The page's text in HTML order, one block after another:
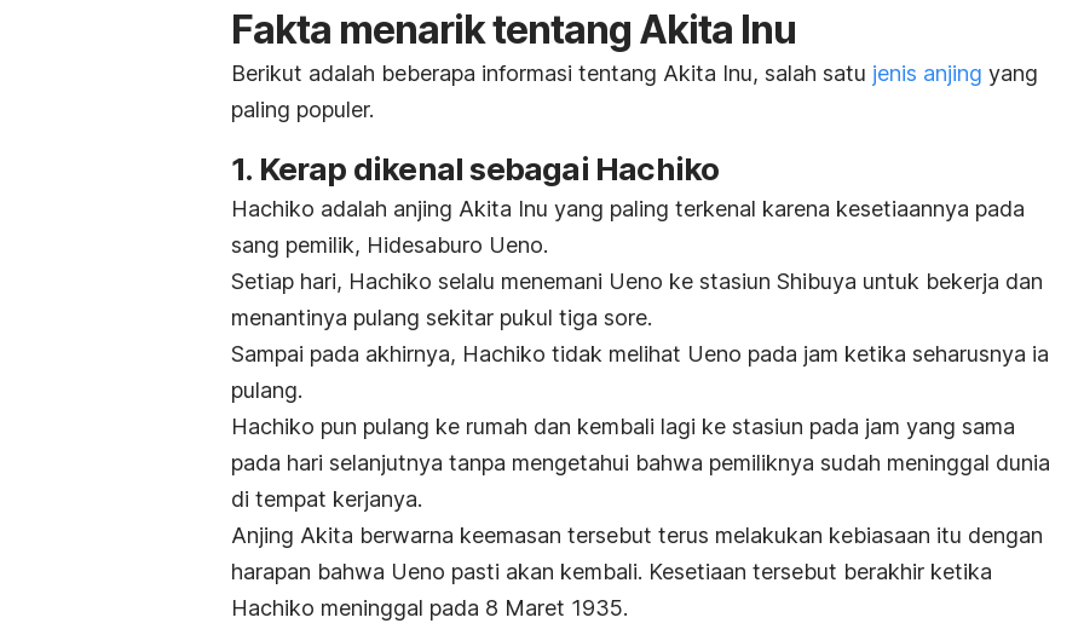
Fakta menarik tentang Akita Inu
Berikut adalah beberapa informasi tentang Akita Inu, salah satu jenis anjing yang
paling populer.
1. Kerap dikenal sebagai Hachiko
Hachiko adalah anjing Akita Inu yang paling terkenal karena kesetiaannya pada
sang pemilik, Hidesaburo Ueno.
Setiap hari, Hachiko selalu menemani Ueno ke stasiun Shibuya untuk bekerja dan
menantinya pulang sekitar pukul tiga sore.
Sampai pada akhirnya, Hachiko tidak melihat Ueno pada jam ketika seharusnya ia
pulang.
Hachiko pun pulang ke rumah dan kembali lagi ke stasiun pada jam yang sama
pada hari selanjutnya tanpa mengetahui bahwa pemiliknya sudah meninggal dunia
di tempat kerjanya.
Anjing Akita berwarna keemasan tersebut terus melakukan kebiasaan itu dengan
harapan bahwa Ueno pasti akan kembali. Kesetiaan tersebut berakhir ketika
Hachiko meninggal pada 8 Maret 1935.